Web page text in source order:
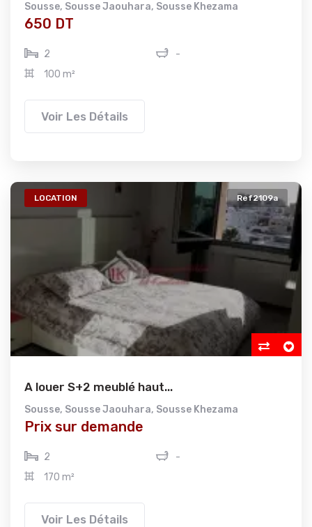
Sousse, Sousse Jaouhara, Sousse Khezama
650 DT
2
-
100 m²
Voir Les Détails
LOCATION Ref2109a
A louer S+2 meublé haut...
Sousse, Sousse Jaouhara, Sousse Khezama
Prix sur demande
2
-
170 m²
Voir Les Détails